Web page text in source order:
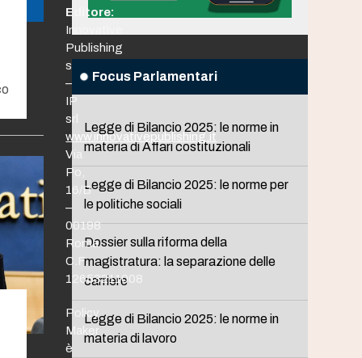
Focus Parlamentari
Legge di Bilancio 2025: le norme in
materia di Affari costituzionali
Legge di Bilancio 2025: le norme per
le politiche sociali
Dossier sulla riforma della
magistratura: la separazione delle
carriere
Legge di Bilancio 2025: le norme in
materia di lavoro
Editore:
Innovative
Publishing
srl
–
IP
srl
www.innovativepublishing.it
Via
Po,
16/B
–
00198
Roma
C.F.
12653211008
Policy
Maker
è